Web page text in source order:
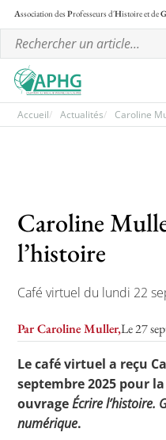
Association desProfesseurs d'Histoire et de
Les
Lettre
Accueil Actualités Caroline
Caroline
l’histoire
Café virtuel du lundi 22
Par Caroline Muller,Le 27
Le café virtuel a reçu
septembre 2025 pour
ouvrageÉcrire l’histoire.
numérique.